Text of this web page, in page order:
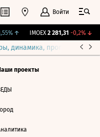
Войти
↑ IMOEX 2 281,31 -0,2%↓
динамика, прогнозы
проекты